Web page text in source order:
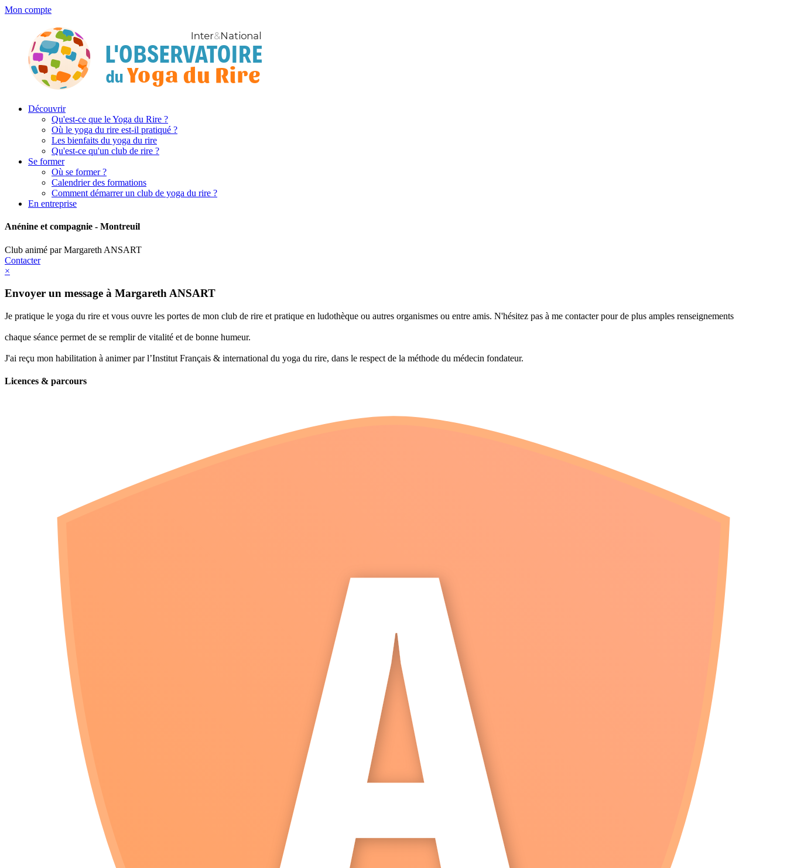
Mon compte
Découvrir
Qu'est-ce que le Yoga du Rire ?
Où le yoga du rire est-il pratiqué ?
Les bienfaits du yoga du rire
Qu'est-ce qu'un club de rire ?
Se former
Où se former ?
Calendrier des formations
Comment démarrer un club de yoga du rire ?
En entreprise
Anénine et compagnie - Montreuil
Club animé par Margareth ANSART
Contacter
×
Envoyer un message à Margareth ANSART
Je pratique le yoga du rire et vous ouvre les portes de mon club de rire et pratique en ludothèque ou autres organismes ou entre amis. N'hésitez pas à me contacter pour de plus amples renseignements
chaque séance permet de se remplir de vitalité et de bonne humeur.
J'ai reçu mon habilitation à animer par l’Institut Français & international du yoga du rire, dans le respect de la méthode du médecin fondateur.
Licences & parcours